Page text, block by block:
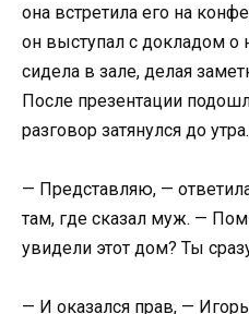
она встретила его на
он выступал с докладом о
сидела в зале, делая
После презентации
разговор затянулся до утра.
— Представляю, —
там, где сказал муж. —
увидели этот дом? Ты
— И оказался прав, —